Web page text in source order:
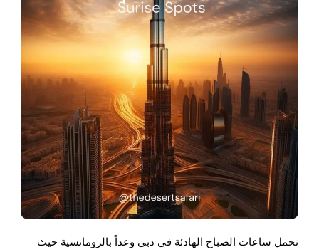
تحمل ساعات الصباح الهادئة في دبي وعداً بالرومانسية حيث